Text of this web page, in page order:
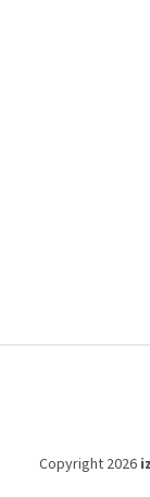
Copyright 2026